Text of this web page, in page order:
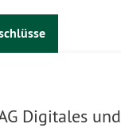
Digitales